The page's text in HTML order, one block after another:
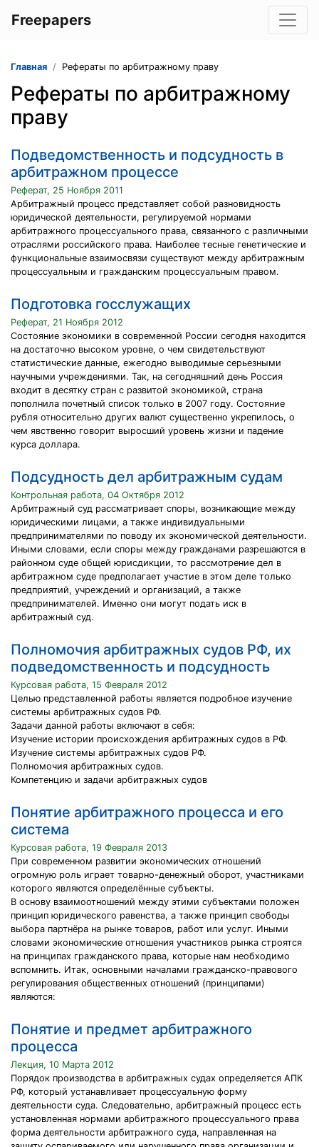
Freepapers
Главная Рефераты по арбитражному праву
Рефераты по арбитражному
праву
Подведомственность и подсудность в
арбитражном процессе
Реферат, 25 Ноября 2011
Арбитражный процесс представляет собой разновидность
юридической деятельности, регулируемой нормами
арбитражного процессуального права, связанного с различными
отраслями российского права. Наиболее тесные генетические и
функциональные взаимосвязи существуют между арбитражным
процессуальным и гражданским процессуальным правом.
Подготовка госслужащих
Реферат, 21 Ноября 2012
Состояние экономики в современной России сегодня находится
на достаточно высоком уровне, о чем свидетельствуют
статистические данные, ежегодно выводимые серьезными
научными учреждениями. Так, на сегодняшний день Россия
входит в десятку стран с развитой экономикой, страна
пополнила почетный список только в 2007 году. Состояние
рубля относительно других валют существенно укрепилось, о
чем явственно говорит выросший уровень жизни и падение
курса доллара.
Подсудность дел арбитражным судам
Контрольная работа, 04 Октября 2012
Арбитражный суд рассматривает споры, возникающие между
юридическими лицами, а также индивидуальными
предпринимателями по поводу их экономической деятельности.
Иными словами, если споры между гражданами разрешаются в
районном суде общей юрисдикции, то рассмотрение дел в
арбитражном суде предполагает участие в этом деле только
предприятий, учреждений и организаций, а также
предпринимателей. Именно они могут подать иск в
арбитражный суд.
Полномочия арбитражных судов РФ, их
подведомственность и подсудность
Курсовая работа, 15 Февраля 2012
Целью представленной работы является подробное изучение
системы арбитражных судов РФ.
Задачи данной работы включают в себя:
Изучение истории происхождения арбитражных судов в РФ.
Изучение системы арбитражных судов РФ.
Полномочия арбитражных судов.
Компетенцию и задачи арбитражных судов
Понятие арбитражного процесса и его
система
Курсовая работа, 19 Февраля 2013
При современном развитии экономических отношений
огромную роль играет товарно-денежный оборот, участниками
которого являются определённые субъекты.
В основу взаимоотношений между этими субъектами положен
принцип юридического равенства, а также принцип свободы
выбора партнёра на рынке товаров, работ или услуг. Иными
словами экономические отношения участников рынка строятся
на принципах гражданского права, которые нам необходимо
вспомнить. Итак, основными началами гражданско-правового
регулирования общественных отношений (принципами)
являются:
Понятие и предмет арбитражного
процесса
Лекция, 10 Марта 2012
Порядок производства в арбитражных судах определяется АПК
РФ, который устанавливает процессуальную форму
деятельности суда. Следовательно, арбитражный процесс есть
установленная нормами арбитражного процессуального права
форма деятельности арбитражного суда, направленная на